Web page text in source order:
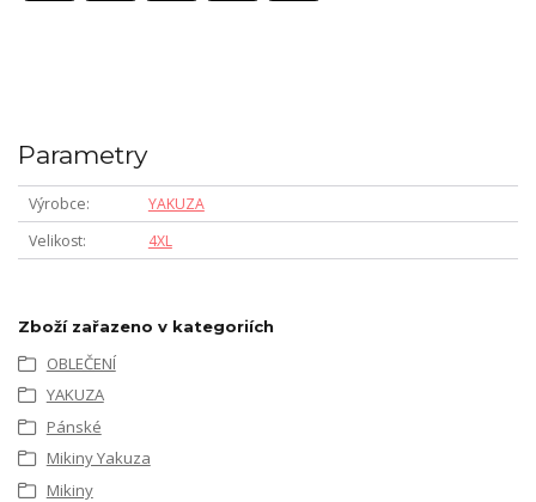
Parametry
Výrobce
YAKUZA
Velikost
4XL
Zboží zařazeno v kategoriích
OBLEČENÍ
YAKUZA
Pánské
Mikiny Yakuza
Mikiny